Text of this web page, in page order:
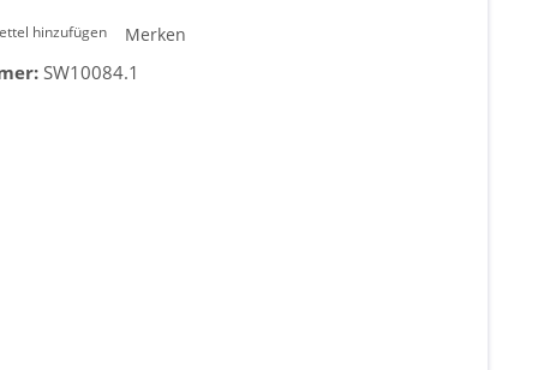
hinzufügen Merken
SW10084.1